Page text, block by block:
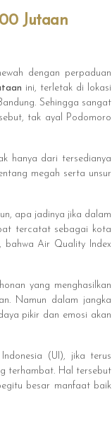
Jutaan
dengan perpaduan
ini, terletak di lokasi
Sehingga sangat
tak ayal Podomoro
hanya dari tersedianya
megah serta unsur
apa jadinya jika dalam
tercatat sebagai kota
bahwa Air Quality Index
yang menghasilkan
Namun dalam jangka
pikir dan emosi akan
(UI), jika terus
terhambat. Hal tersebut
besar manfaat baik